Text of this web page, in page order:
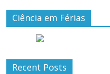
Ciência em Férias
Recent Posts